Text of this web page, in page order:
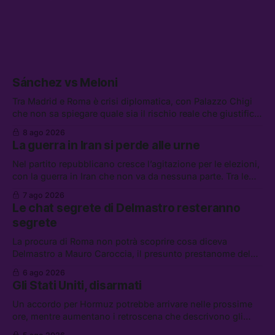
Sánchez vs Meloni
Tra Madrid e Roma è crisi diplomatica, con Palazzo Chigi
che non sa spiegare quale sia il rischio reale che giustifica
di difesa tra Arabia Saudita, Pakistan e Turchia, la crisi del
carburante irregolare, e un altro caso di IA ribelle
8 ago 2026
La guerra in Iran si perde alle urne
Nel partito repubblicano cresce l’agitazione per le elezioni,
con la guerra in Iran che non va da nessuna parte. Tra le
lavoro, Schlein prova a mettere in sicurezza la coalizione, e
che cos’è lo “Spiralismo,” la religione degli agenti IA
7 ago 2026
Le chat segrete di Delmastro resteranno
segrete
La procura di Roma non potrà scoprire cosa diceva
Delmastro a Mauro Caroccia, il presunto prestanome del
attacchi in Libano, il governo chiederà 36 miliardi di
flessibilità in armi e energia, e Grokipedia è già stata
abbandonata
6 ago 2026
Gli Stati Uniti, disarmati
Un accordo per Hormuz potrebbe arrivare nelle prossime
ore, mentre aumentano i retroscena che descrivono gli